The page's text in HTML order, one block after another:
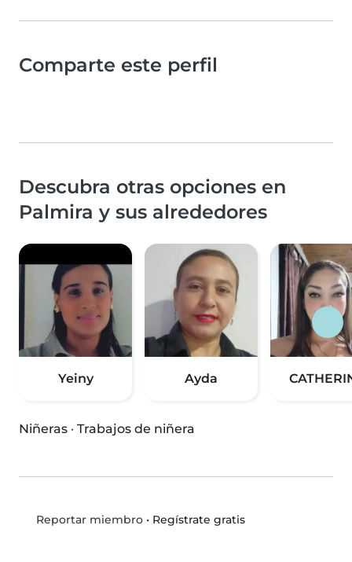
Comparte este perfil
Descubra otras opciones en
Palmira y sus alrededores
Yeiny Ayda
Niñeras · Trabajos de niñera
Reportar miembro• Regístrate gratis